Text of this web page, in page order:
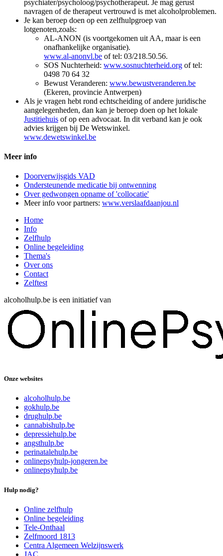
psychiater/psycholoog/psychotherapeut. Je mag gerust
navragen of de therapeut vertrouwd is met alcoholproblemen.
Je kan beroep doen op een zelfhulpgroep van
lotgenoten,zoals:
AL-ANON (is voortgekomen uit AA, maar is een
onafhankelijke organisatie).
www.al-anonvl.be of tel: 03/218.50.56.
SOS Nuchterheid: www.sosnuchterheid.org of tel:
0498 70 64 32
Bewust Veranderen: www.bewustveranderen.be
(Ekeren, provincie Antwerpen)
Als je vragen hebt rond echtscheiding of andere juridische
aangelegenheden, dan kan je beroep doen op het lokale
Justitiehuis of op een advocaat. In dit verband kan je ook
advies krijgen bij De Wetswinkel.
www.dewetswinkel.be
Meer info
Doorverwijsgids VAD
Ondersteunende medicatie bij ontwenning
Over gedwongen opname of 'collocatie'
Meer info voor partners: www.verslaafdaanjou.nl
Home
Info
Zelfhulp
Online begeleiding
Thema's
Over ons
Contact
Zelftest
alcoholhulp.be is een initiatief van
Onze websites
alcoholhulp.be
gokhulp.be
drughulp.be
cannabishulp.be
depressiehulp.be
angsthulp.be
perinatalehulp.be
onlinepsyhulp-jongeren.be
onlinepsyhulp.be
Hulp nodig?
Online zelfhulp
Online begeleiding
Tele-Onthaal
Zelfmoord 1813
Centra Algemeen Welzijnswerk
JAC